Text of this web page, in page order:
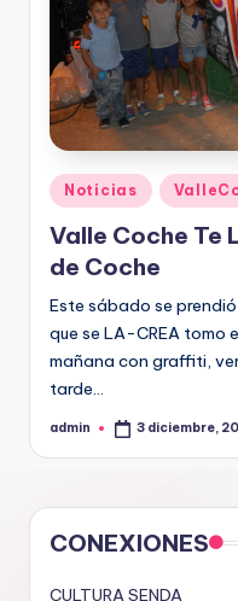
Publicado
en
Noticias
Valle Coche Te
de Coche
Este sábado se
que se LA-CREA tomo
mañana con graffiti,
tarde…
Publicado
admin 3 diciembre,
CONEXIONES
CULTURA SENDA